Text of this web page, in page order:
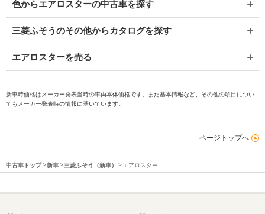
色からエアロスターの中古車を探す
三菱ふそうのその他からカタログを探す
エアロスターを売る
新車時価格はメーカー発表当時の車両本体価格です。また基本情報など、その他の項目につい
てもメーカー発表時の情報に基いています。
ページトップへ
中古車トップ 新車 三菱ふそう（新車） エアロスター